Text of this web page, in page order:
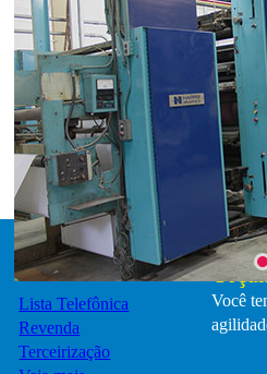
Lista Telefônica
Revenda
Terceirização
Você